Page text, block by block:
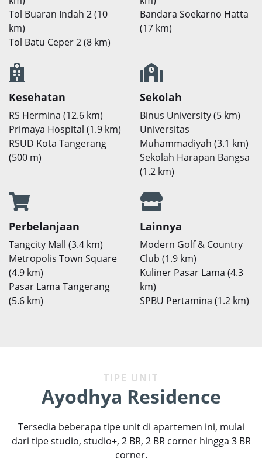
Tol Buaran Indah 2 (10
km)
Tol Batu Ceper 2 (8 km)
Bandara Soekarno Hatta
(17 km)
Kesehatan
RS Hermina (12.6 km)
Primaya Hospital (1.9 km)
RSUD Kota Tangerang
(500 m)
Sekolah
Binus University (5 km)
Universitas
Muhammadiyah (3.1 km)
Sekolah Harapan Bangsa
(1.2 km)
Perbelanjaan
Tangcity Mall (3.4 km)
Metropolis Town Square
(4.9 km)
Pasar Lama Tangerang
(5.6 km)
Lainnya
Modern Golf & Country
Club (1.9 km)
Kuliner Pasar Lama (4.3
km)
SPBU Pertamina (1.2 km)
TIPE UNIT
Ayodhya Residence
Tersedia beberapa tipe unit di apartemen ini, mulai
dari tipe studio, studio+, 2 BR, 2 BR corner hingga 3 BR
corner.